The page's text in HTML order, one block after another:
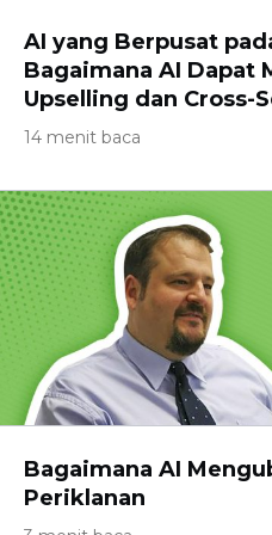
AI yang Berpusat
Bagaimana AI Dapat
Upselling dan Cross-
14 menit baca
Bagaimana AI
Periklanan